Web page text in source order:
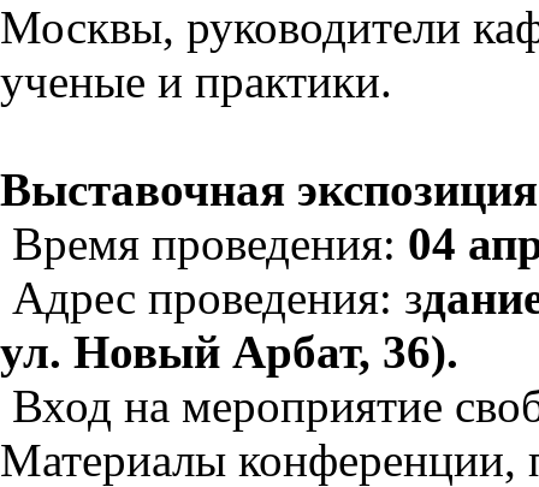
Москвы, руководители
ученые и практики.
Выставочная экспозиция
Время проведения: 04
Адрес проведения: з
ул. Новый Арбат, 36).
Вход на мероприятие
Материалы конференции,